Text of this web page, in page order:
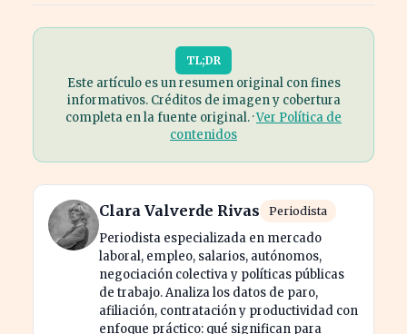
TL;DR
Este artículo es un resumen original con fines
informativos. Créditos de imagen y cobertura
completa en la fuente original. ·Ver Política de
contenidos
Clara Valverde Rivas Periodista
Periodista especializada en mercado
laboral, empleo, salarios, autónomos,
negociación colectiva y políticas públicas
de trabajo. Analiza los datos de paro,
afiliación, contratación y productividad con
enfoque práctico: qué significan para